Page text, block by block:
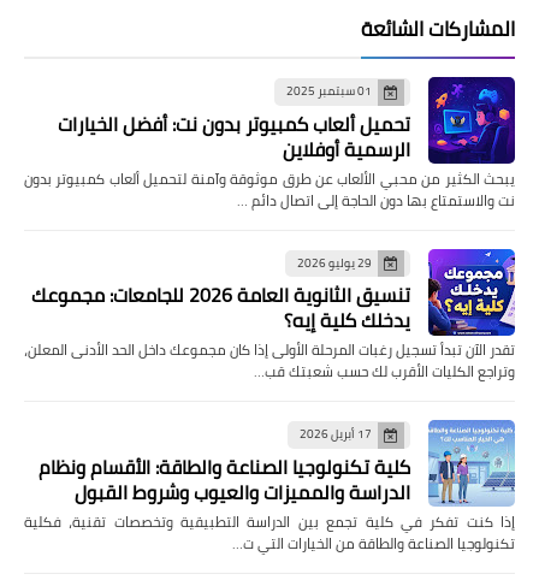
المشاركات الشائعة
01 سبتمبر 2025
تحميل ألعاب كمبيوتر بدون نت: أفضل الخيارات
الرسمية أوفلاين
يبحث الكثير من محبي الألعاب عن طرق موثوقة وآمنة لتحميل ألعاب كمبيوتر بدون
نت والاستمتاع بها دون الحاجة إلى اتصال دائم …
29 يوليو 2026
تنسيق الثانوية العامة 2026 للجامعات: مجموعك
يدخلك كلية إيه؟
تقدر الآن تبدأ تسجيل رغبات المرحلة الأولى إذا كان مجموعك داخل الحد الأدنى المعلن،
وتراجع الكليات الأقرب لك حسب شعبتك قب…
17 أبريل 2026
كلية تكنولوجيا الصناعة والطاقة: الأقسام ونظام
الدراسة والمميزات والعيوب وشروط القبول
إذا كنت تفكر في كلية تجمع بين الدراسة التطبيقية وتخصصات تقنية، فكلية
تكنولوجيا الصناعة والطاقة من الخيارات التي ت…